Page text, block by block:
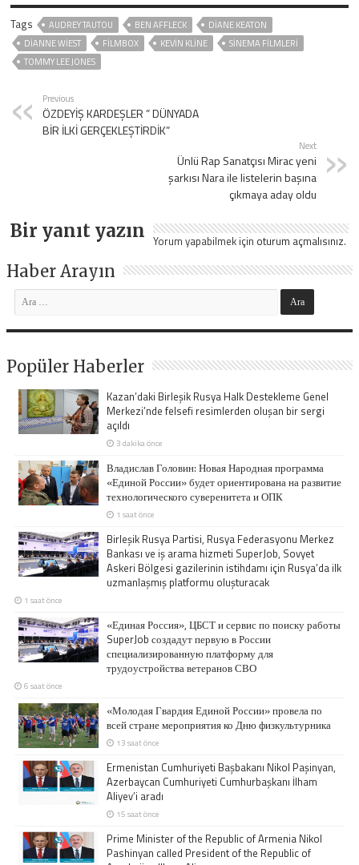
Tags AUDREY TAUTOU BEN AFFLECK
DIANE KEATON
DIANNE WIEST
FILMBOX KEVIN KLINE
SINEMA FILMLERI
TOMMY LEE JONES
Previous
ÖZDEYİŞ KARDEŞLER ” DÜNYADA
BİR İLKİ GERÇEKLEŞTİRDİK”
Next
Ünlü Rap Sanatçısı Mirac yeni
şarkısı Nara ile listelerin başına
çıkmaya aday oldu
Bir yanıt yazın Yorum yapabilmek için oturum açmalısınız.
Haber Arayın
Popüler Haberler
Kazan’daki Birleşik Rusya Halk Destekleme Genel
Merkezi’nde felsefi resimlerden oluşan bir sergi
açıldı
3 dakika önce
Владислав Головин: Новая Народная программа
«Единой России» будет ориентирована на развитие
технологического суверенитета и ОПК
1 saat önce
Birleşik Rusya Partisi, Rusya Federasyonu Merkez
Bankası ve iş arama hizmeti SuperJob, Sovyet
Askeri Bölgesi gazilerinin istihdamı için Rusya’da ilk
uzmanlaşmış platformu oluşturacak
1 saat önce
«Единая Россия», ЦБСТ и сервис по поиску работы
SuperJob создадут первую в России
специализированную платформу для
трудоустройства ветеранов СВО
6 saat önce
«Молодая Гвардия Единой России» провела по
всей стране мероприятия ко Дню физкультурника
13 saat önce
Ermenistan Cumhuriyeti Başbakanı Nikol Paşinyan,
Azerbaycan Cumhuriyeti Cumhurbaşkanı İlham
Aliyev’i aradı
15 saat önce
Prime Minister of the Republic of Armenia Nikol
Pashinyan called President of the Republic of